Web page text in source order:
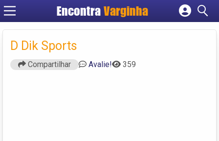
EncontraVarginha
Cadastrar empresa
D Dik Sports
Compartilhar Avalie! 359